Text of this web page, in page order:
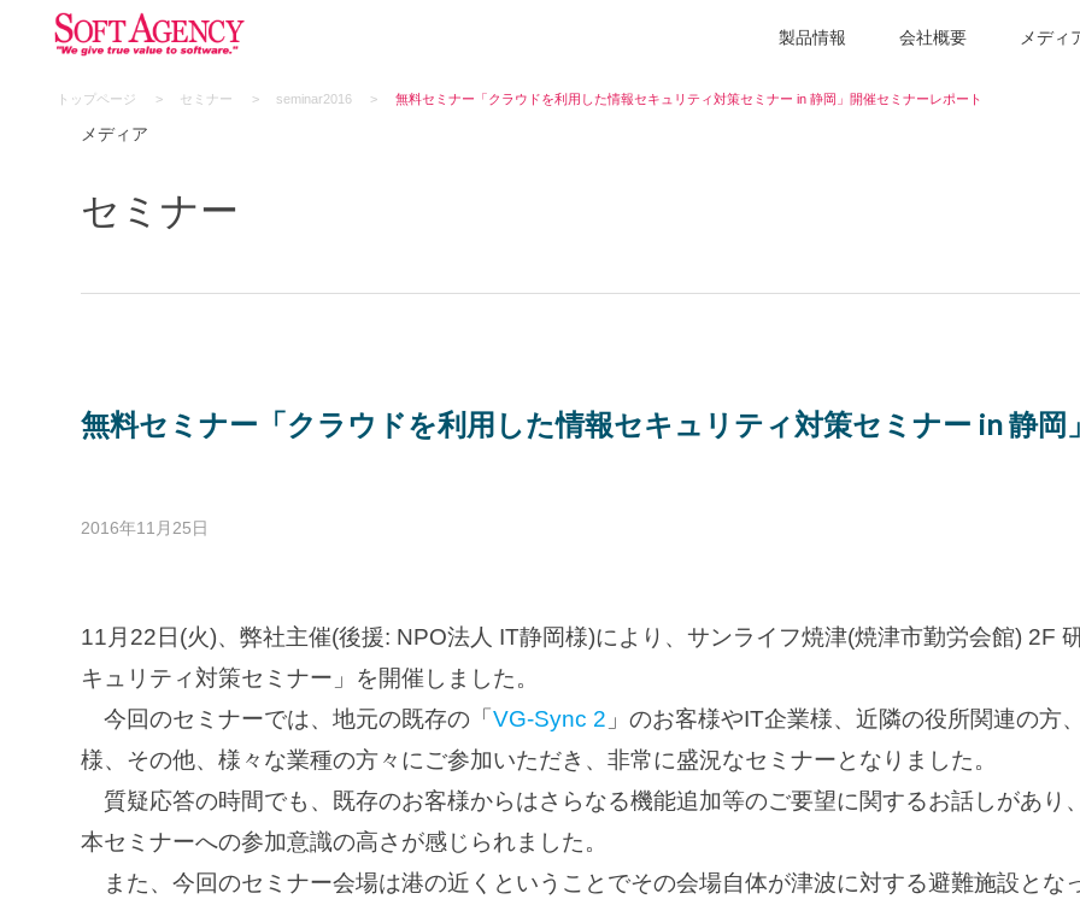
製品情報 会社概要 メディ
トップページ セミナー seminar2016 無料セミナー「クラウドを利用した情報セキュリティ対策セミナー in 静岡」開催セミナーレポート
メディア
セミナー
無料セミナー「クラウドを利用した情報セキュリティ対策セミナー in 静
2016年11月25日
11月22日(火)、弊社主催(後援: NPO法人 IT静岡様)により、サンライフ焼津(焼津市勤労会館) 2F
キュリティ対策セミナー」を開催しました。
今回のセミナーでは、地元の既存の「VG-Sync 2 」のお客様やIT企業様、近隣の役所関連の方
様、その他、様々な業種の方々にご参加いただき、非常に盛況なセミナーとなりました。
質疑応答の時間でも、既存のお客様からはさらなる機能追加等のご要望に関するお話しがあり
本セミナーへの参加意識の高さが感じられました。
また、今回のセミナー会場は港の近くということでその会場自体が津波に対する避難施設とな